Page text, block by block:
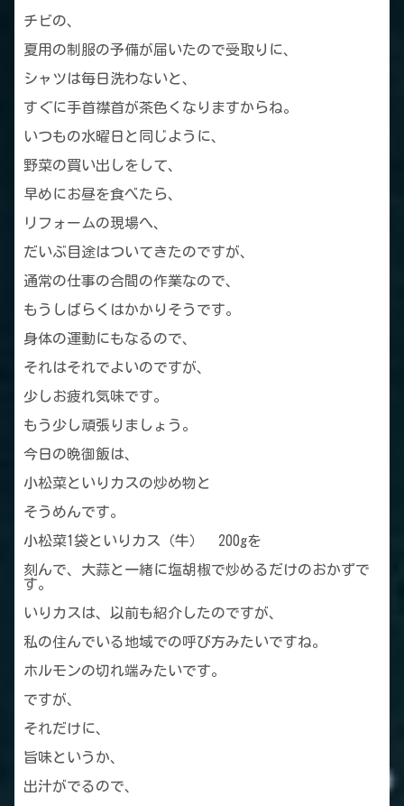
チビの、
夏用の制服の予備が届いたので受取りに、
シャツは毎日洗わないと、
すぐに手首襟首が茶色くなりますからね。
いつもの水曜日と同じように、
野菜の買い出しをして、
早めにお昼を食べたら、
リフォームの現場へ、
だいぶ目途はついてきたのですが、
通常の仕事の合間の作業なので、
もうしばらくはかかりそうです。
身体の運動にもなるので、
それはそれでよいのですが、
少しお疲れ気味です。
もう少し頑張りましょう。
今日の晩御飯は、
小松菜といりカスの炒め物と
そうめんです。
小松菜1袋といりカス（牛） 200gを
刻んで、大蒜と一緒に塩胡椒で炒めるだけのおかずで
す。
いりカスは、以前も紹介したのですが、
私の住んでいる地域での呼び方みたいですね。
ホルモンの切れ端みたいです。
ですが、
それだけに、
旨味というか、
出汁がでるので、